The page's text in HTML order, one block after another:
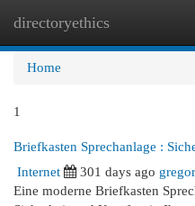
directoryethics
Home
1
Briefkasten Sprechanlage :
Internet
301 days ago
Eine moderne Briefkasten